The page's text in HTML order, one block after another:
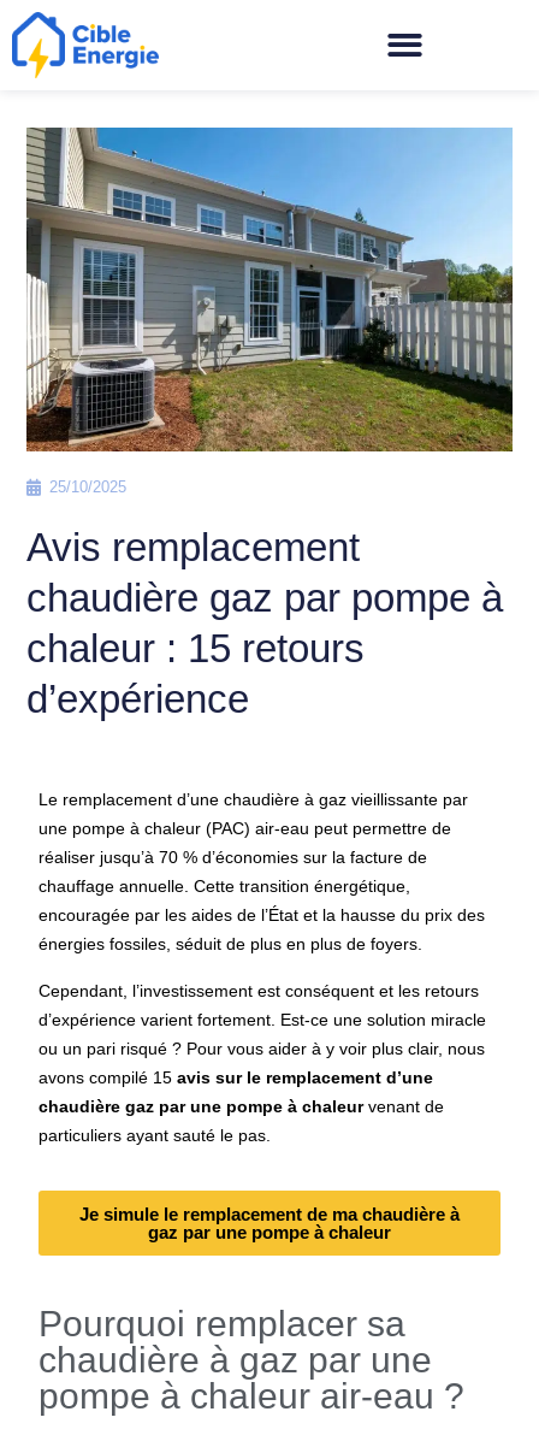
25/10/2025
Avis remplacement
chaudière gaz par pompe à
chaleur : 15 retours
d’expérience
Le remplacement d’une chaudière à gaz vieillissante par
une pompe à chaleur (PAC) air-eau peut permettre de
réaliser jusqu’à 70 % d’économies sur la facture de
chauffage annuelle. Cette transition énergétique,
encouragée par les aides de l’État et la hausse du prix des
énergies fossiles, séduit de plus en plus de foyers.
Cependant, l’investissement est conséquent et les retours
d’expérience varient fortement. Est-ce une solution miracle
ou un pari risqué ? Pour vous aider à y voir plus clair, nous
avons compilé 15avis sur le remplacement d’une
chaudière gaz par une pompe à chaleurvenant de
particuliers ayant sauté le pas.
Je simule le remplacement de ma chaudière à
gaz par une pompe à chaleur
Pourquoi remplacer sa
chaudière à gaz par une
pompe à chaleur air-eau ?